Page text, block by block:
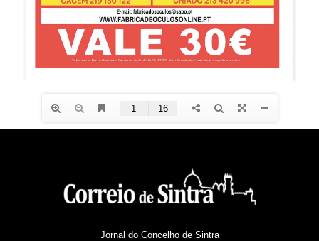
Jornal do Concelho de Sintra